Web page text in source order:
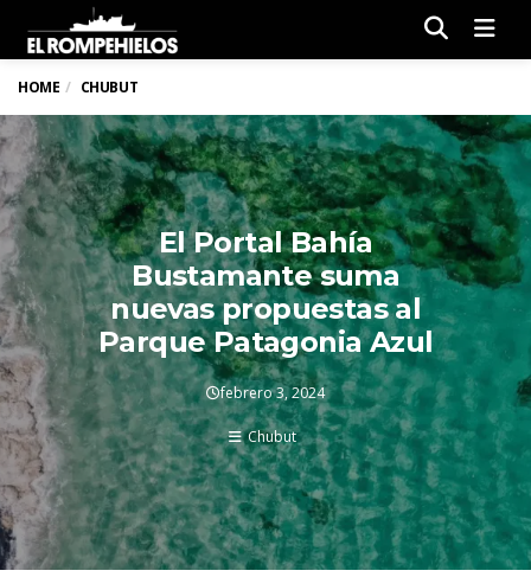
HOME CHUBUT
El Portal Bahía
Bustamante suma
nuevas propuestas al
Parque Patagonia Azul
febrero 3, 2024
Chubut